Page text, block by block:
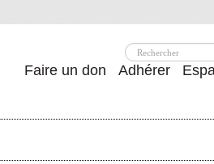
Faire un don Adhérer